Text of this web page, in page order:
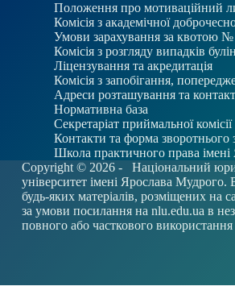
Положення про мотиваційний
Комісія з академічної
Умови зарахування за квотою №
Комісія з розгляду випадків
Ліцензування та акредитація
Комісія з запобігання,
Адреси розташування та
Нормативна база
Секретаріат приймальної комісії
Контакти та форма зворотнього
Школа практичного права
Copyright © 2026 - Національний
університет імені Ярослава Мудрого.
будь-яких матеріалів, розміщених на
за умови посилання на nlu.edu.ua в
повного або часткового використання